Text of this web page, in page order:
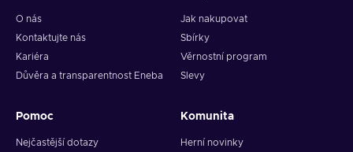
O nás
Kontaktujte nás
Kariéra
Důvěra a transparentnost Eneba
Jak nakupovat
Sbírky
Věrnostní program
Slevy
Pomoc
Nejčastější dotazy
Komunita
Herní novinky